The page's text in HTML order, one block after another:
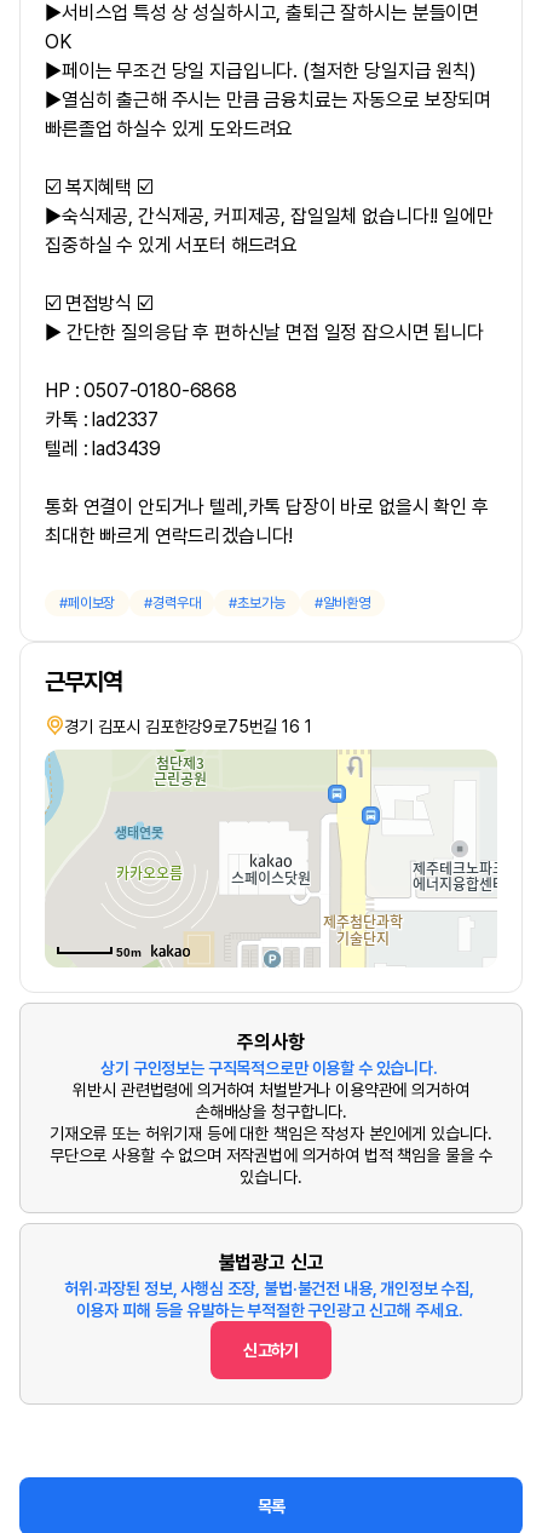
▶서비스업 특성 상 성실하시고, 출퇴근 잘하시는 분들이면
OK
▶페이는 무조건 당일 지급입니다. (철저한 당일지급 원칙)
▶열심히 출근해 주시는 만큼 금융치료는 자동으로 보장되며
빠른졸업 하실수 있게 도와드려요
☑️ 복지혜택 ☑️
▶숙식제공, 간식제공, 커피제공, 잡일일체 없습니다!! 일에만
집중하실 수 있게 서포터 해드려요
☑️ 면접방식 ☑️
▶ 간단한 질의응답 후 편하신날 면접 일정 잡으시면 됩니다
HP : 0507-0180-6868
카톡 : lad2337
텔레 : lad3439
통화 연결이 안되거나 텔레,카톡 답장이 바로 없을시 확인 후
최대한 빠르게 연락드리겠습니다!
페이보장 경력우대 초보가능 알바환영
근무지역
경기 김포시 김포한강9로75번길 16 1
50m
주의사항
상기 구인정보는 구직목적으로만 이용할 수 있습니다.
위반시 관련법령에 의거하여 처벌받거나 이용약관에 의거하여
손해배상을 청구합니다.
기재오류 또는 허위기재 등에 대한 책임은 작성자 본인에게 있습니다.
무단으로 사용할 수 없으며 저작권법에 의거하여 법적 책임을 물을 수
있습니다.
불법광고 신고
허위·과장된 정보, 사행심 조장, 불법·불건전 내용, 개인정보 수집,
이용자 피해 등을 유발하는 부적절한 구인광고 신고해 주세요.
신고하기
목록